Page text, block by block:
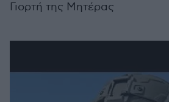
Γιορτή της Μητέρας